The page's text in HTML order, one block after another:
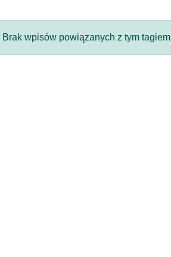
Brak wpisów powiązanych z tym tagiem